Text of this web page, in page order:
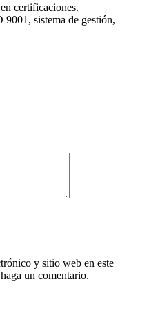
certificaciones.
sistema de gestión,
y sitio web en este
un comentario.